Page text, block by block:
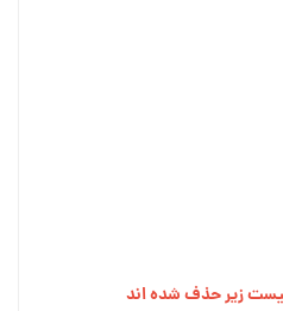
لیست زیر حذف شده اند